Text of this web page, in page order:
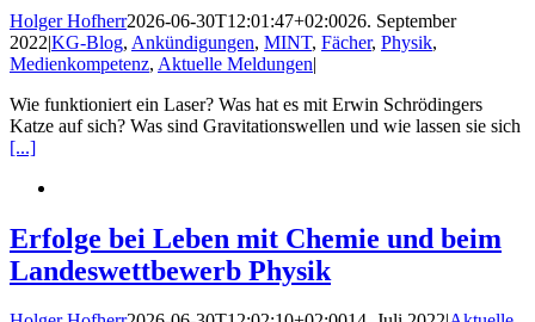
Holger Hofherr2026-06-30T12:01:47+02:0026. September
2022|KG-Blog, Ankündigungen, MINT, Fächer, Physik,
Medienkompetenz, Aktuelle Meldungen|
Wie funktioniert ein Laser? Was hat es mit Erwin Schrödingers
Katze auf sich? Was sind Gravitationswellen und wie lassen sie sich
[...]
Erfolge bei Leben mit Chemie und beim
Landeswettbewerb Physik